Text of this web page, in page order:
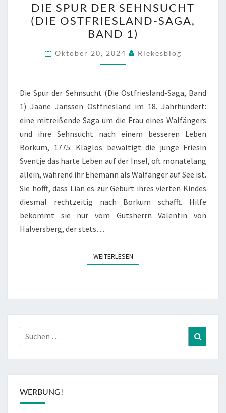
SPUR
DER
SEHNSUCHT
(DIE
OSTFRIESLAND-
BAND
1)
DIE SPUR DER SEHNSUCHT
(DIE OSTFRIESLAND-SAGA,
BAND 1)
Oktober 20, 2024 Riekesblog
Die Spur der Sehnsucht (Die Ostfriesland-Saga, Band
1) Jaane Janssen Ostfriesland im 18. Jahrhundert:
eine mitreißende Saga um die Frau eines Walfängers
und ihre Sehnsucht nach einem besseren Leben
Borkum, 1775: Klaglos bewältigt die junge Friesin
Sventje das harte Leben auf der Insel, oft monatelang
allein, während ihr Ehemann als Walfänger auf See ist.
Sie hofft, dass Lian es zur Geburt ihres vierten Kindes
diesmal rechtzeitig nach Borkum schafft. Hilfe
bekommt sie nur vom Gutsherrn Valentin von
Halversberg, der stets…
WEITERLESENWEITERLESEN
Suchen
nach:
WERBUNG!